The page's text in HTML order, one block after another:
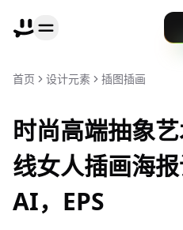
首页 设计元素 插图插画
时尚高端抽象
线女人插画海
AI，EPS